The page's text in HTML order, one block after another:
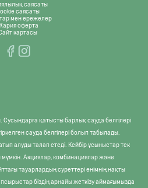
саясаты
саясаты
мен ережелер
оферта
картасы
Сусындарға қатысты барлық сауда белгілері
тіркелген сауда белгілері болып табылады.
алуды талап етеді. Кейбір ұсыныстар тек
Акциялар, комбинациялар және
тауарлардың суреттері өнімнің нақты
біздің арнайы жеткізу аймағымызда